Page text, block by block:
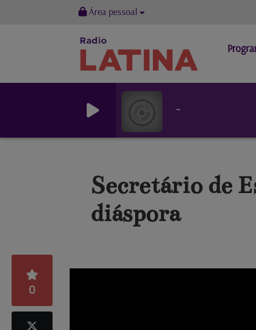
Área pessoal
-
Secretário de
diáspora
0